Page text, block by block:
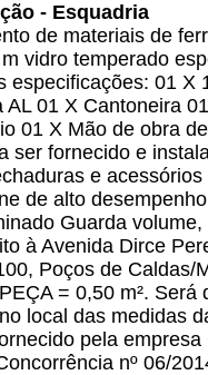
- Esquadria
de materiais de
vidro temperado
especificações: 01 X
01 X Cantoneira
01 X Mão de obra
ser fornecido e
e
de alto
Guarda
à Avenida Dirce
Poços de Caldas/
= 0,50 m².
local das medidas
pela
nº 06/